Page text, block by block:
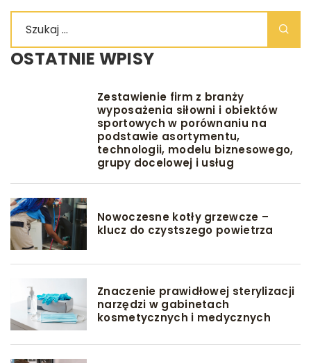
OSTATNIE WPISY
Zestawienie firm z branży
wyposażenia siłowni i obiektów
sportowych w porównaniu na
podstawie asortymentu,
technologii, modelu biznesowego,
grupy docelowej i usług
Nowoczesne kotły grzewcze –
klucz do czystszego powietrza
Znaczenie prawidłowej sterylizacji
narzędzi w gabinetach
kosmetycznych i medycznych